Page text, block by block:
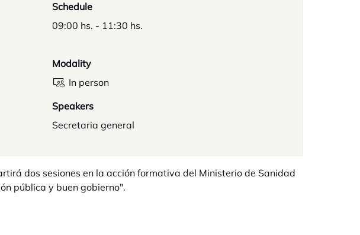
Schedule
09:00 hs. - 11:30 hs.
Modality
In person
Speakers
Secretaria general
dos sesiones en la acción formativa del Ministerio de Sanidad
pública y buen gobierno".